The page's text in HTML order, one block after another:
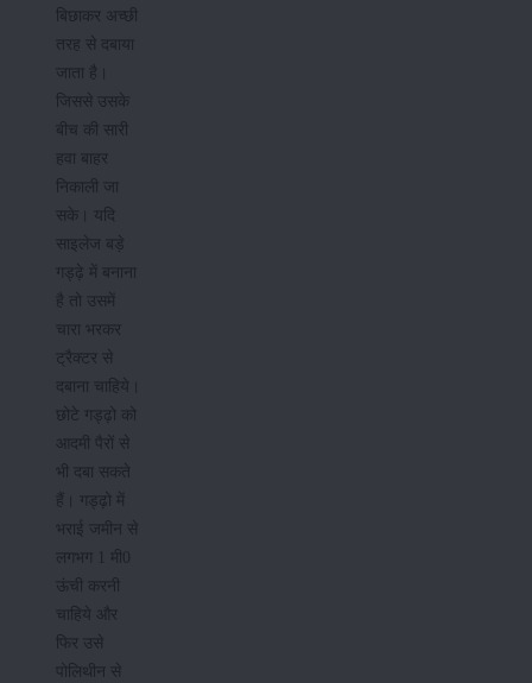
बिछाकर अच्छी
तरह से दबाया
जाता है।
जिससे उसके
बीच की सारी
हवा बाहर
निकाली जा
सके। यदि
साइलेज बड़े
गड्ढ़े में बनाना
है तो उसमें
चारा भरकर
ट्रैक्टर से
दबाना चाहिये।
छोटे गड्ढ़ो को
आदमी पैरों से
भी दबा सकते
हैं। गड्ढ़ो में
भराई जमीन से
लगभग 1 मी0
ऊंची करनी
चाहिये और
फिर उसे
पोलिथीन से